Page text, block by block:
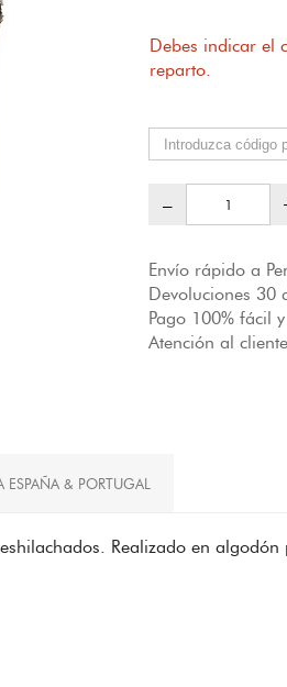
Debes indicar el
reparto.
–
Envío rápido a
Devoluciones 30
Pago 100% fácil
Atención al
ESPAÑA & PORTUGAL
Realizado en